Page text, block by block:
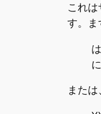
これ
す。ま
または